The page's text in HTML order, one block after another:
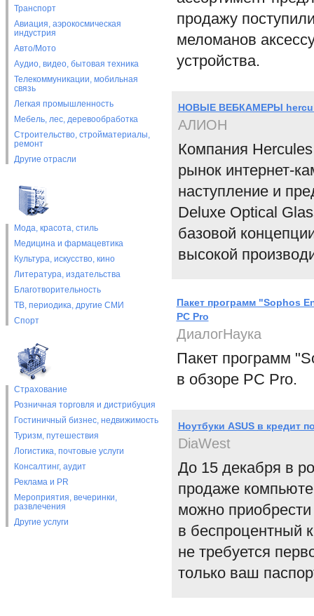
Транспорт
Авиация, аэрокосмическая
индустрия
Авто/Мото
Аудио, видео, бытовая техника
Телекоммуникации, мобильная
связь
Легкая промышленность
Мебель, лес, деревообработка
Строительство, стройматериалы,
ремонт
Другие отрасли
Мода, красота, стиль
Медицина и фармацевтика
Культура, искусство, кино
Литература, издательства
Благотворительность
ТВ, периодика, другие СМИ
Спорт
Страхование
Розничная торговля и дистрибуция
Гостиничный бизнес, недвижимость
Туризм, путешествия
Логистика, почтовые услуги
Консалтинг, аудит
Реклама и PR
Мероприятия, вечеринки,
развлечения
Другие услуги
продажу
меломанов
устройства.
НОВЫЕ ВЕБКАМЕРЫ
АЛИОН
Компания
рынок интернет-
наступление и
Deluxe Optical
базовой
высокой
Пакет программ "Sophos
PC Pro
ДиалогНаука
Пакет программ
в обзоре PC Pro.
Ноутбуки ASUS в кредит
DiaWest
До 15 декабря в
продаже
можно
в беспроцентный
не требуется
только ваш